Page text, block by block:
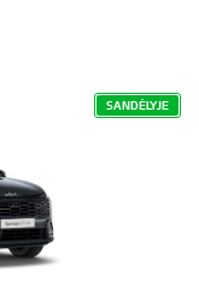
SANDĖLYJE